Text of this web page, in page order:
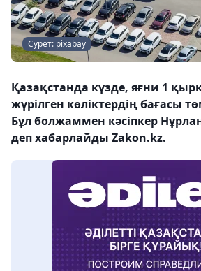
Сурет: pixabay
Қазақстанда күзде, яғни 1
жүрілген көліктердің бағасы
Бұл болжаммен кәсіпкер
деп хабарлайды Zakon.kz.